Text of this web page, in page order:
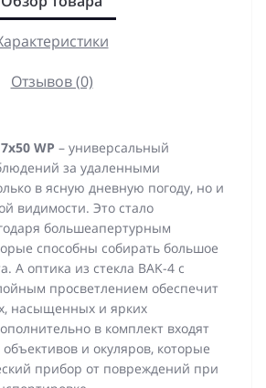
Отзывов (0)
WP – универсальный
за удаленными
в ясную дневную погоду, но и
видимости. Это стало
большеапертурным
способны собирать большое
А оптика из стекла BAK-4 с
просветлением обеспечит
насыщенных и ярких
в комплект входят
и окуляров, которые
прибор от повреждений при